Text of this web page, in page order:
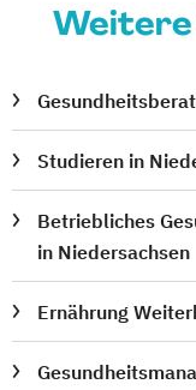
Studieren in
Betriebliches
in Niedersachsen
Ernährung